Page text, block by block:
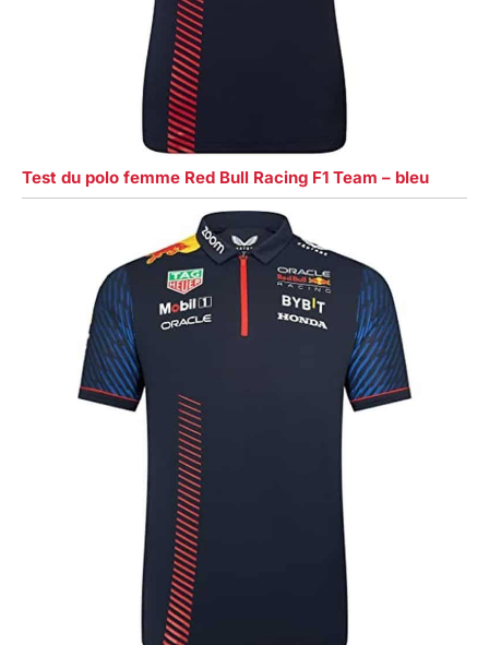
Test du polo femme Red Bull Racing F1 Team – bleu